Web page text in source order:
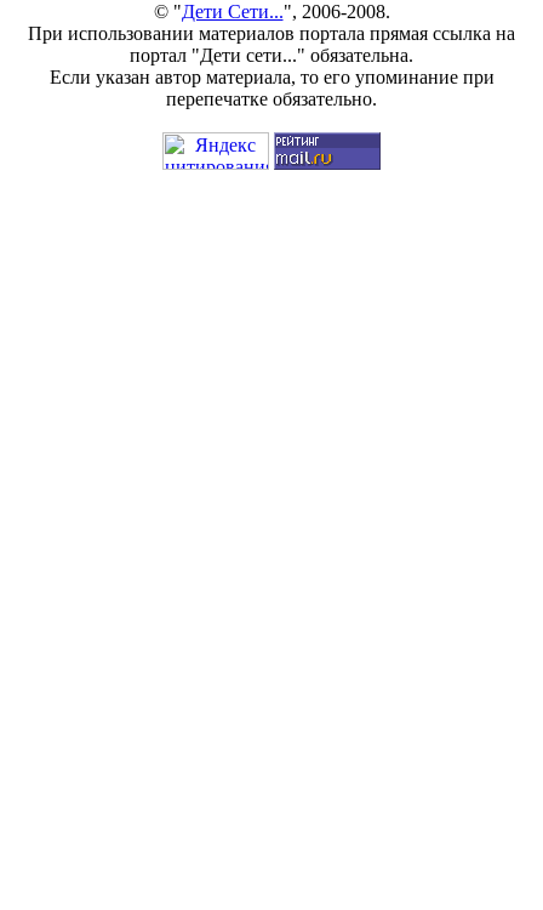
© "Дети Сети...", 2006-2008.
При использовании материалов портала прямая ссылка на
портал "Дети сети..." обязательна.
Если указан автор материала, то его упоминание при
перепечатке обязательно.